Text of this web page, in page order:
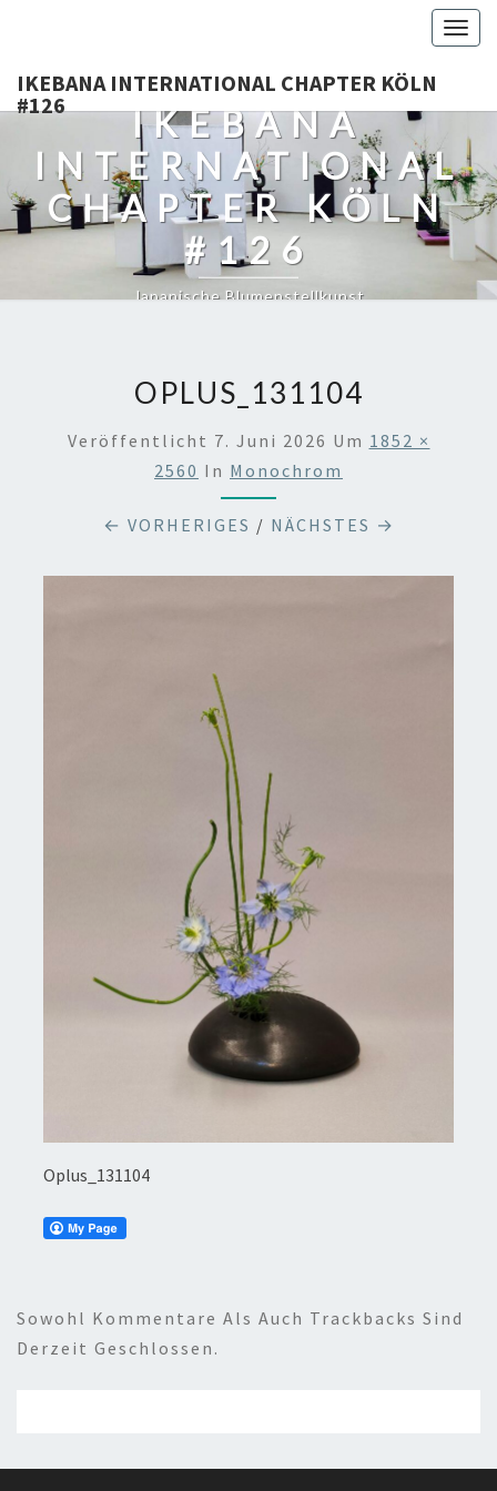
IKEBANA INTERNATIONAL CHAPTER KÖLN
#126
IKEBANA
INTERNATIONAL
CHAPTER KÖLN
#126
Japanische Blumenstellkunst
OPLUS_131104
Veröffentlicht 7. Juni 2026 Um 1852 ×
2560 In Monochrom
← VORHERIGES / NÄCHSTES →
Oplus_131104
Sowohl Kommentare Als Auch Trackbacks Sind
Derzeit Geschlossen.